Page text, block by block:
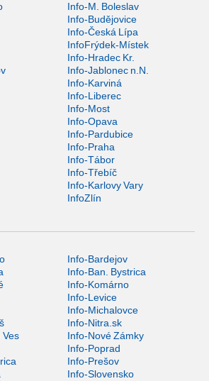
Info-M. Boleslav
Info-Budějovice
Info-Česká Lípa
InfoFrýdek-Místek
Info-Hradec Kr.
Info-Jablonec n.N.
Info-Karviná
Info-Liberec
Info-Most
Info-Opava
Info-Pardubice
Info-Praha
Info-Tábor
Info-Třebíč
Info-Karlovy Vary
InfoZlín
Info-Bardejov
Info-Ban. Bystrica
Info-Komárno
Info-Levice
Info-Michalovce
Info-Nitra.sk
Ves
Info-Nové Zámky
Info-Poprad
Info-Prešov
Info-Slovensko